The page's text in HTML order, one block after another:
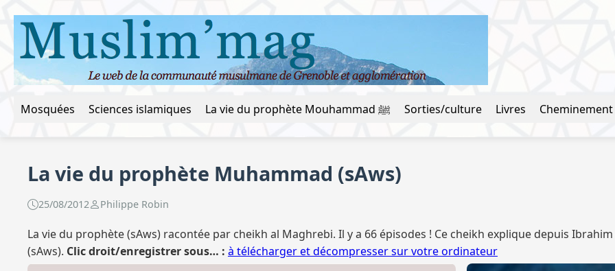
Mosquées Sciences islamiques La vie du prophète Mouhammad ﷺ Sorties/culture Livres Cheminement
La vie du prophète Muhammad (sAws)
25/08/2012 Philippe Robin
La vie du prophète (sAws) racontée par cheikh al Maghrebi. Il y a 66 épisodes ! Ce cheikh explique depuis
(sAws). Clic droit/enregistrer sous… : à télécharger et décompresser sur votre ordinateur